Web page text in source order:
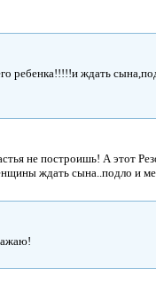
ребенка!!!!!и ждать
не построишь! А этот
ждать сына..подло и